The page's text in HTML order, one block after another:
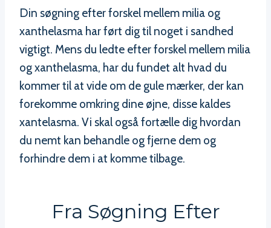
Din søgning efter forskel mellem milia og
xanthelasma har ført dig til noget i sandhed
vigtigt. Mens du ledte efter forskel mellem milia
og xanthelasma, har du fundet alt hvad du
kommer til at vide om de gule mærker, der kan
forekomme omkring dine øjne, disse kaldes
xantelasma. Vi skal også fortælle dig hvordan
du nemt kan behandle og fjerne dem og
forhindre dem i at komme tilbage.
Fra Søgning Efter